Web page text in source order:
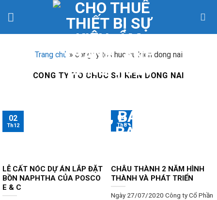
Trang chủ » cong ty to chuc su kien dong nai
CONG TY TO CHUC SU KIEN DONG NAI
LỄ CẤT NÓC DỰ ÁN LẮP ĐẶT
BỒN NAPHTHA CỦA POSCO
E & C
02
Th12
CHÂU THÀNH 2 NĂM HÌNH
THÀNH VÀ PHÁT TRIỂN
Ngày 27/07/2020 Công ty Cổ Phần
04
Th8